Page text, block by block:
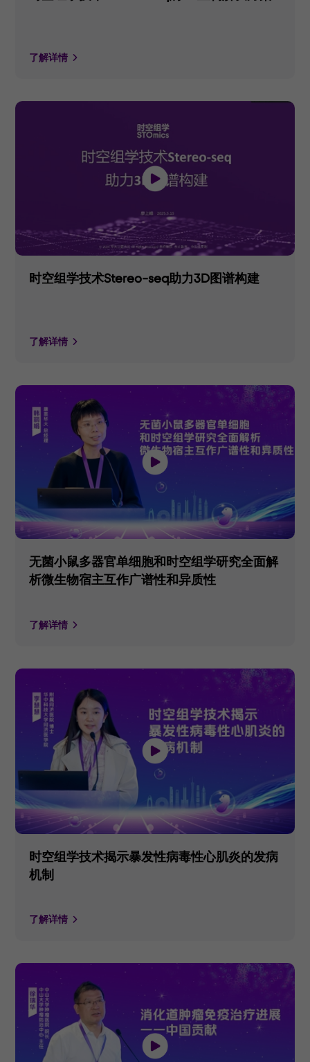
了解详情
时空组学技术Stereo-seq助力3D图谱构建
了解详情
无菌小鼠多器官单细胞和时空组学研究全面解
析微生物宿主互作广谱性和异质性
了解详情
时空组学技术揭示暴发性病毒性心肌炎的发病
机制
了解详情